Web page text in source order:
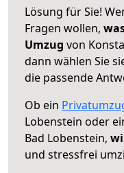
Lösung für Sie!
Fragen wollen,
Umzug von
dann wählen Sie
die passende
Ob ein
Lobenstein oder
Bad Lobenstein,
und stressfrei